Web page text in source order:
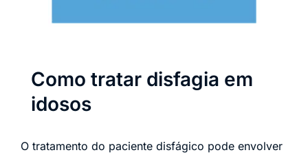
Como tratar disfagia em
idosos
O tratamento do paciente disfágico pode envolver